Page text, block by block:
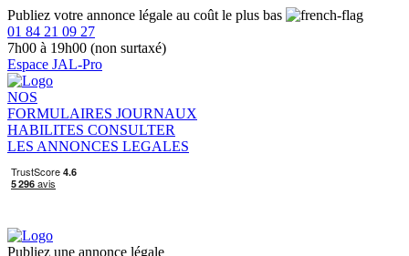
Publiez votre annonce légale au coût le plus bas
01 84 21 09 27
7h00 à 19h00 (non surtaxé)
Espace JAL-Pro
NOS
FORMULAIRES JOURNAUX
HABILITES CONSULTER
LES ANNONCES LEGALES
Publiez une annonce légale